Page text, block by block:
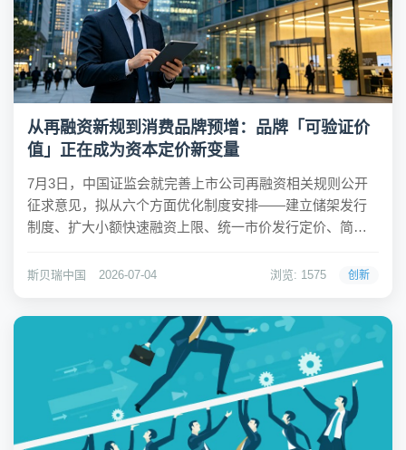
从再融资新规到消费品牌预增：品牌「可验证价
值」正在成为资本定价新变量
7月3日，中国证监会就完善上市公司再融资相关规则公开
征求意见，拟从六个方面优化制度安排——建立储架发行
制度、扩大小额快速融资上限、统一市价发行定价、简化
主业要求。同一天，A股半年报预增潮仍在延续：中炬高新
斯贝瑞中国 2026-07-04 浏览: 1575 创新